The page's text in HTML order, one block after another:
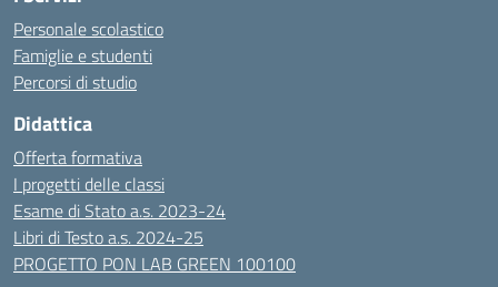
Personale scolastico
Famiglie e studenti
Percorsi di studio
Didattica
Offerta formativa
I progetti delle classi
Esame di Stato a.s. 2023-24
Libri di Testo a.s. 2024-25
PROGETTO PON LAB GREEN 100100